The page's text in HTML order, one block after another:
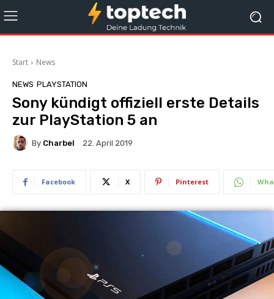
Start News
NEWS PLAYSTATION
Sony kündigt offiziell erste Details
zur PlayStation 5 an
By Charbel 22. April 2019
Facebook X Pinterest